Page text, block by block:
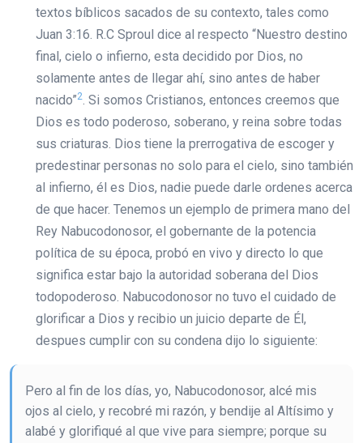
textos bíblicos sacados de su contexto, tales como
Juan 3:16. R.C Sproul dice al respecto “Nuestro destino
final, cielo o infierno, esta decidido por Dios, no
solamente antes de llegar ahí, sino antes de haber
nacido”2. Si somos Cristianos, entonces creemos que
Dios es todo poderoso, soberano, y reina sobre todas
sus criaturas. Dios tiene la prerrogativa de escoger y
predestinar personas no solo para el cielo, sino también
al infierno, él es Dios, nadie puede darle ordenes acerca
de que hacer. Tenemos un ejemplo de primera mano del
Rey Nabucodonosor, el gobernante de la potencia
política de su época, probó en vivo y directo lo que
significa estar bajo la autoridad soberana del Dios
todopoderoso. Nabucodonosor no tuvo el cuidado de
glorificar a Dios y recibio un juicio departe de Él,
despues cumplir con su condena dijo lo siguiente:
Pero al fin de los días, yo, Nabucodonosor, alcé mis
ojos al cielo, y recobré mi razón, y bendije al Altísimo y
alabé y glorifiqué al que vive para siempre; porque su